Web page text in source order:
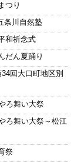
つり
川自然塾
和祈念式
ん夏踊り
回大口町地区別
ろ舞い大祭
舞い大祭～松江
祭